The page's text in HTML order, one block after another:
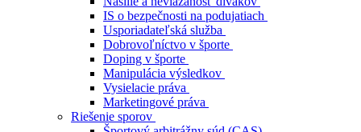
IS o bezpečnosti na podujatiach
Usporiadateľská služba
Dobrovoľníctvo v športe
Doping v športe
Manipulácia výsledkov
Vysielacie práva
Marketingové práva
Riešenie sporov